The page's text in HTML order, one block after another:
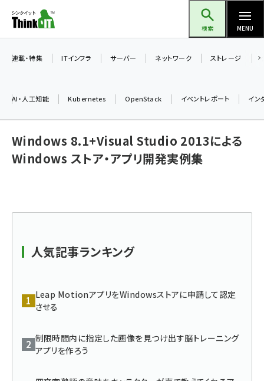
ン
ツ
検索 MENU
加藤銘のチーム貢献～仲間と築いた勝利の絆～ (2314)
連載・特集 ITインフラ サーバー ネットワーク ストレージ
AI・人工知能 Kubernetes OpenStack イベントレポート イン
Windows 8.1+Visual Studio 2013による
Windows ストア・アプリ開発実例集
人気記事ランキング
Leap MotionアプリをWindowsストアに申請して認定
させる
制限時間内に指定した画像を見つけ出す脳トレーニング
アプリを作ろう